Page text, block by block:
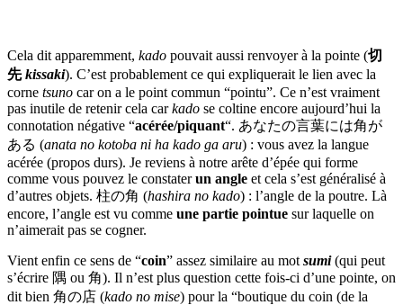
Cela dit apparemment, kado pouvait aussi renvoyer à la pointe (切
先kissaki). C’est probablement ce qui expliquerait le lien avec la
corne tsuno car on a le point commun “pointu”. Ce n’est vraiment
pas inutile de retenir cela carkado se coltine encore aujourd’hui la
connotation négative “acérée/piquant“. あなたの言葉には角が
ある (anata no kotoba ni ha kado ga aru) : vous avez la langue
acérée (propos durs). Je reviens à notre arête d’épée qui forme
comme vous pouvez le constaterun angle et cela s’est généralisé à
d’autres objets. 柱の角 (hashira no kado) : l’angle de la poutre. Là
encore, l’angle est vu comme une partie pointue sur laquelle on
n’aimerait pas se cogner.
Vient enfin ce sens de “coin” assez similaire au mot sumi(qui peut
s’écrire 隅 ou 角). Il n’est plus question cette fois-ci d’une pointe, on
dit bien 角の店 (kado no mise) pour la “boutique du coin (de la